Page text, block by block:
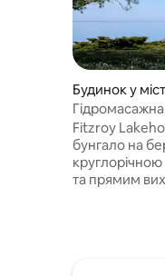
Будинок у
rd
помешканні
Fitzroy
бунгало на
та прямим
основної